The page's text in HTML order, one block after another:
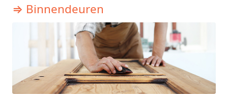
⇒ Binnendeuren